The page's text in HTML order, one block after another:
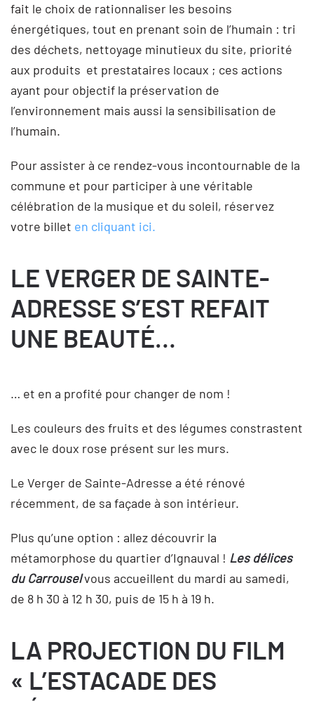
fait le choix de rationnaliser les besoins
énergétiques, tout en prenant soin de l’humain : tri
des déchets, nettoyage minutieux du site, priorité
aux produits et prestataires locaux ; ces actions
ayant pour objectif la préservation de
l’environnement mais aussi la sensibilisation de
l’humain.
Pour assister à ce rendez-vous incontournable de la
commune et pour participer à une véritable
célébration de la musique et du soleil, réservez
votre billet en cliquant ici.
LE VERGER DE SAINTE-
ADRESSE S’EST REFAIT
UNE BEAUTÉ…
… et en a profité pour changer de nom !
Les couleurs des fruits et des légumes constrastent
avec le doux rose présent sur les murs.
Le Verger de Sainte-Adresse a été rénové
récemment, de sa façade à son intérieur.
Plus qu’une option : allez découvrir la
métamorphose du quartier d’Ignauval ! Les délices
du Carrouselvous accueillent du mardi au samedi,
de 8 h 30 à 12 h 30, puis de 15 h à 19 h.
LA PROJECTION DU FILM
« L’ESTACADE DES